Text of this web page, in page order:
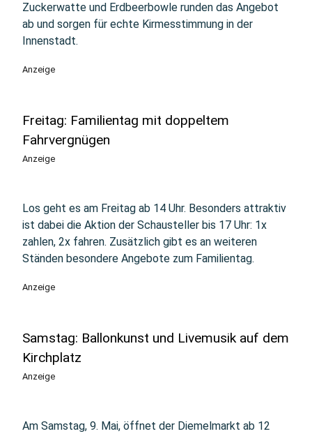
Zuckerwatte und Erdbeerbowle runden das Angebot
ab und sorgen für echte Kirmesstimmung in der
Innenstadt.
Anzeige
Freitag: Familientag mit doppeltem
Fahrvergnügen
Anzeige
Los geht es am Freitag ab 14 Uhr. Besonders attraktiv
ist dabei die Aktion der Schausteller bis 17 Uhr: 1x
zahlen, 2x fahren. Zusätzlich gibt es an weiteren
Ständen besondere Angebote zum Familientag.
Anzeige
Samstag: Ballonkunst und Livemusik auf dem
Kirchplatz
Anzeige
Am Samstag, 9. Mai, öffnet der Diemelmarkt ab 12